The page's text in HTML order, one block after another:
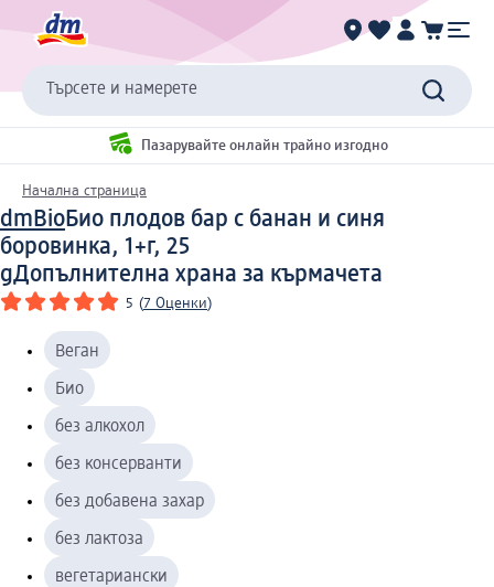
Търсете и намерете
Пазарувайте онлайн трайно изгодно
Начална страница
dmBioБио плодов бар с банан и синя
боровинка, 1+г, 25
gДопълнителна храна за кърмачета
5 (7 Оценки)
Веган
Био
без алкохол
без консерванти
без добавена захар
без лактоза
вегетариански